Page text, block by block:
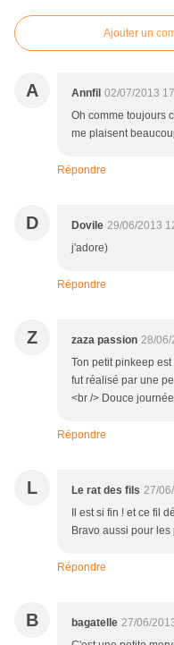
Ajouter un
A Annfil 02/07/2013
Oh comme toujours
me plaisent
Répondre
D Dovile 29/06/2013
j'adore)
Répondre
Z zaza passion 28/06/
Ton petit pinkeep
fut réalisé par une
<br /> Douce
Répondre
L Le rat des fils 27/
Il est si fin ! et ce fil
Bravo aussi pour
Répondre
B bagatelle 27/06/